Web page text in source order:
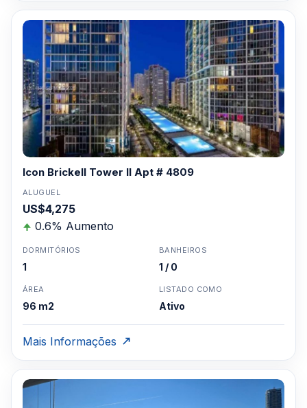
Icon Brickell Tower II Apt # 4809
ALUGUEL
US$4,275
0.6% Aumento
DORMITÓRIOS
1
BANHEIROS
1 / 0
ÁREA
96 m2
LISTADO COMO
Ativo
Mais Informações